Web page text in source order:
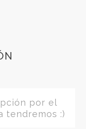
por el
tendremos :)